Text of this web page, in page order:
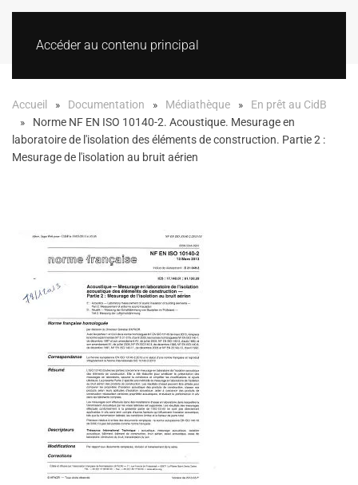
Accéder au contenu principal
Accueil Documentation Médiathèque
En prêt au CidB
Norme NF EN ISO 10140-2. Acoustique. Mesurage en
laboratoire de l'isolation des éléments de construction. Partie 2 :
Mesurage de l'isolation au bruit aérien